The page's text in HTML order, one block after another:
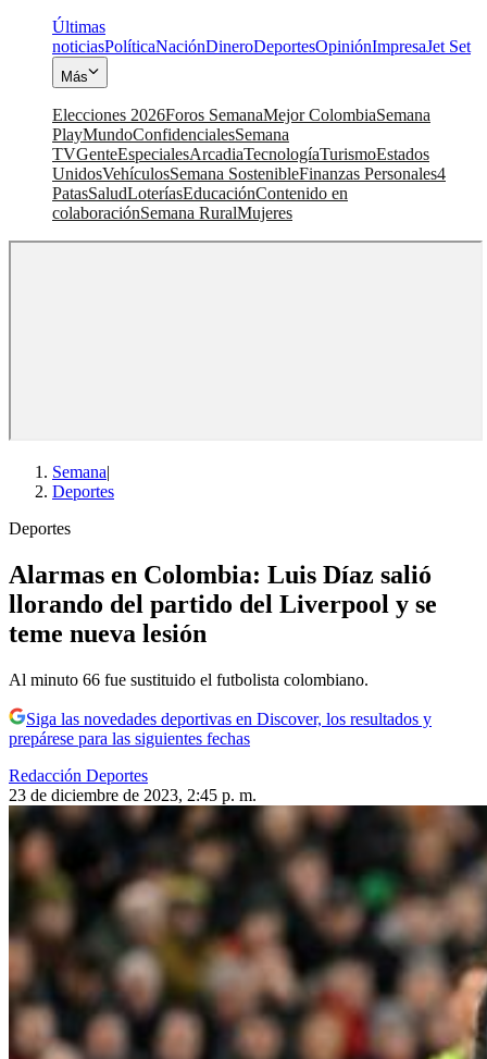
Últimas
noticiasPolíticaNaciónDineroDeportesOpiniónImpresaJet Set
Más
Elecciones 2026Foros SemanaMejor ColombiaSemana
PlayMundoConfidencialesSemana
TVGenteEspecialesArcadiaTecnologíaTurismoEstados
UnidosVehículosSemana SostenibleFinanzas Personales4
PatasSaludLoteríasEducaciónContenido en
colaboraciónSemana RuralMujeres
Semana|
Deportes
Deportes
Alarmas en Colombia: Luis Díaz salió
llorando del partido del Liverpool y se
teme nueva lesión
Al minuto 66 fue sustituido el futbolista colombiano.
Siga las novedades deportivas en Discover, los resultados y
prepárese para las siguientes fechas
Redacción Deportes
23 de diciembre de 2023, 2:45 p. m.